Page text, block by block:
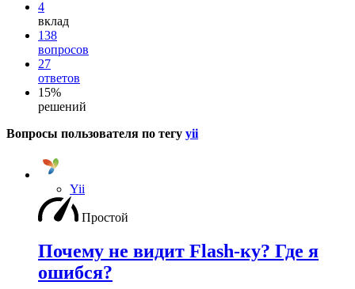
4
вклад
138
вопросов
27
ответов
15%
решений
Вопросы пользователя по тегу yii
Yii
Простой
Почему не видит Flash-ку? Где я
ошибся?